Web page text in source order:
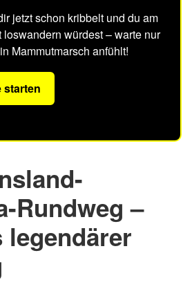
jetzt schon kribbelt und du am
loswandern würdest – warte nur
Mammutmarsch anfühlt!
starten
Rundweg –
legendärer